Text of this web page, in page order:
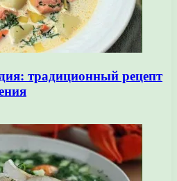
традиционный рецепт